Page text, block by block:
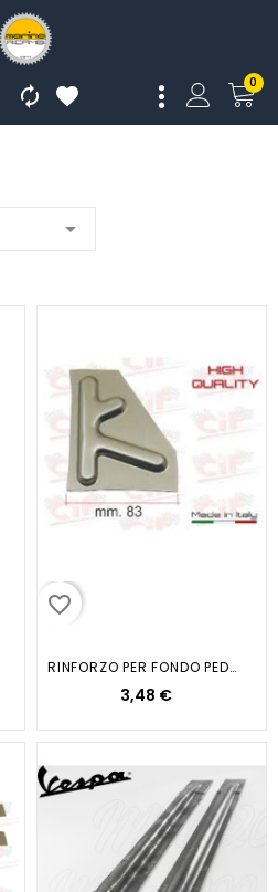
0



favorite_border
RINFORZO PER FONDO PEDANA IN...
3,48 €